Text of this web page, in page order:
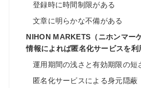
登録時に時間制限がある
文章に明らかな不備がある
NIHON MARKETS（ニホンマー
情報によれば匿名化サービスを利
運用期間の浅さと有効期限の短
匿名化サービスによる身元隠蔽